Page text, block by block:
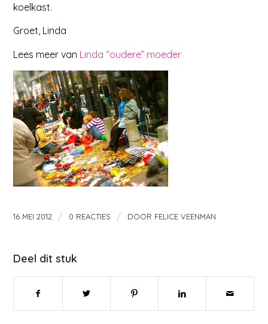
koelkast.
Groet, Linda
Lees meer van Linda “oudere” moeder
16 MEI 2012 / 0 REACTIES / DOOR FELICE VEENMAN
Deel dit stuk